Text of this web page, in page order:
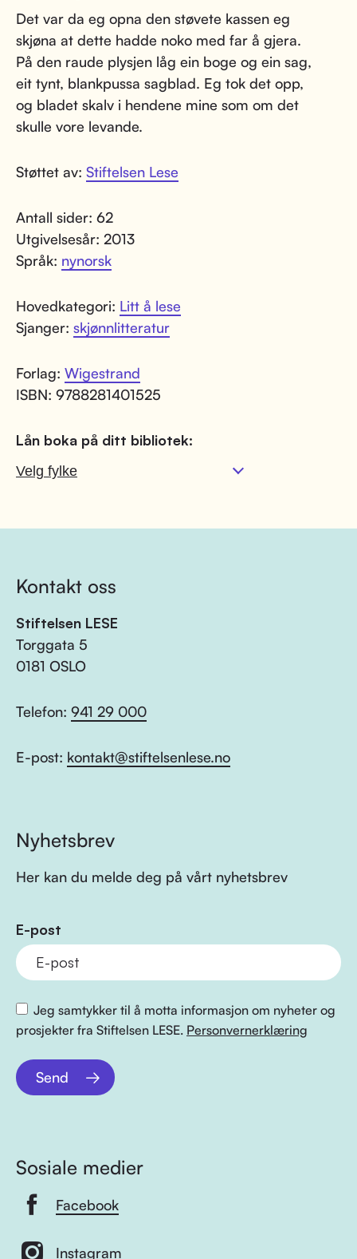
Det var da eg opna den støvete kassen eg
skjøna at dette hadde noko med far å gjera.
På den raude plysjen låg ein boge og ein sag,
eit tynt, blankpussa sagblad. Eg tok det opp,
og bladet skalv i hendene mine som om det
skulle vore levande.
Støttet av: Stiftelsen Lese
Antall sider: 62
Utgivelsesår: 2013
Språk: nynorsk
Hovedkategori: Litt å lese
Sjanger: skjønnlitteratur
Forlag: Wigestrand
ISBN: 9788281401525
Lån boka på ditt bibliotek:
Kontakt oss
Stiftelsen LESE
Torggata 5
0181 OSLO
Telefon: 941 29 000
E-post: kontakt@stiftelsenlese.no
Nyhetsbrev
Her kan du melde deg på vårt nyhetsbrev
E-post
Jeg samtykker til å motta informasjon om nyheter og
prosjekter fra Stiftelsen LESE. Personvernerklæring
Send
Sosiale medier
Facebook
Instagram